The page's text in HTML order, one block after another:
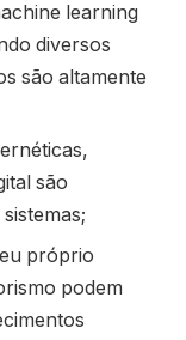
learning
diversos
são altamente
são
próprio
podem